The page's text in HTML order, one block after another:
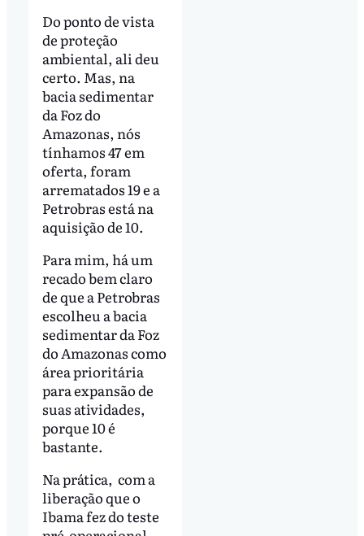
Do ponto de vista
de proteção
ambiental, ali deu
certo. Mas, na
bacia sedimentar
da Foz do
Amazonas, nós
tínhamos 47 em
oferta, foram
arrematados 19 e a
Petrobras está na
aquisição de 10.
Para mim, há um
recado bem claro
de que a Petrobras
escolheu a bacia
sedimentar da Foz
do Amazonas como
área prioritária
para expansão de
suas atividades,
porque 10 é
bastante.
Na prática, com a
liberação que o
Ibama fez do teste